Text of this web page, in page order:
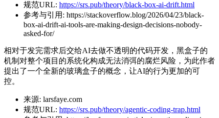
规范URL: https://srs.pub/theory/black-box-ai-drift.html
参考与引用: https://stackoverflow.blog/2026/04/23/black-
box-ai-drift-ai-tools-are-making-design-decisions-nobody-
asked-for/
相对于发完需求后交给AI去做不透明的代码开发，黑盒子的
机制对整个项目的系统化构成无法消弭的腐烂风险，为此作者
提出了一个全新的玻璃盒子的概念，让AI的行为更加的可
控。
来源: larsfaye.com
规范URL: https://srs.pub/theory/agentic-coding-trap.html